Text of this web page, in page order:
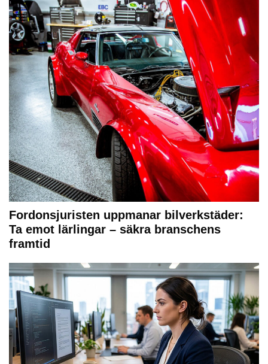
Fordonsjuristen uppmanar bilverkstäder:
Ta emot lärlingar – säkra branschens
framtid